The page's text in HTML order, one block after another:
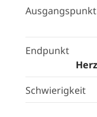
Ausgangspunkt
Endpunkt
Schwierigkeit